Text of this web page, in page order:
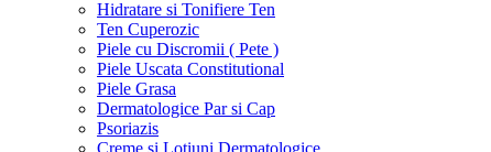
Hidratare si Tonifiere Ten
Ten Cuperozic
Piele cu Discromii ( Pete )
Piele Uscata Constitutional
Piele Grasa
Dermatologice Par si Cap
Psoriazis
Creme si Lotiuni Dermatologice